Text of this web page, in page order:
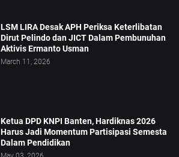
LSM LIRA Desak APH Periksa Keterlibatan
Dirut Pelindo dan JICT Dalam Pembunuhan
Aktivis Ermanto Usman
March 11, 2026
Ketua DPD KNPI Banten, Hardiknas 2026
Harus Jadi Momentum Partisipasi Semesta
Dalam Pendidikan